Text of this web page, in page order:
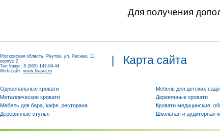
Для получения
Московская область, Реутов, ул. Лесная, 11,
корпус 2
Тел./факс: 8 (985) 147-04-44
Web-сайт: www.lisava.ru
| Карта сайта
Односпальные кровати
Металлические кровати
Мебель для бара, кафе, ресторана
Деревянные стулья
Мебель для детских
Деревянные кровати
Кровати медицинские,
Школьная и аудиторная